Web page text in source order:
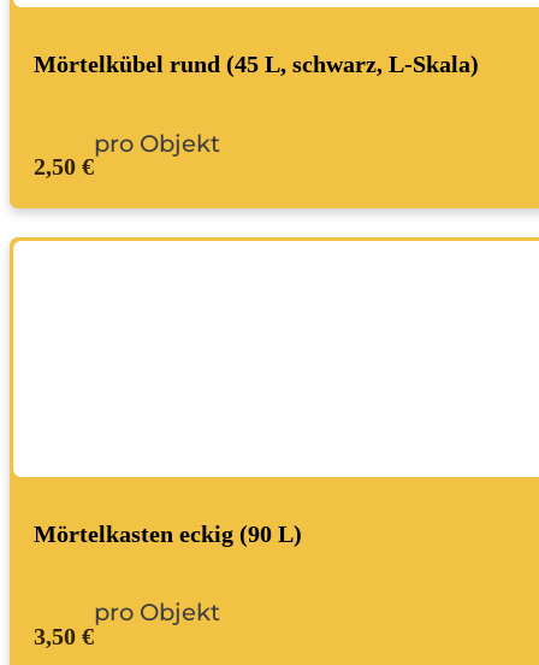
Mörtelkübel rund (45 L, schwarz, L-Skala)
2,50 €
pro Objekt
Mörtelkasten eckig (90 L)
3,50 €
pro Objekt